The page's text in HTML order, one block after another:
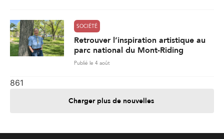
SOCIÉTÉ
Retrouver l’inspiration artistique au
parc national du Mont-Riding
Publié le 4 août
861
Charger plus de nouvelles